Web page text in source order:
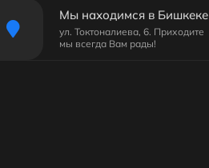
Мы находимся в Бишкеке
ул. Токтоналиева, 6. Приходите
мы всегда Вам рады!